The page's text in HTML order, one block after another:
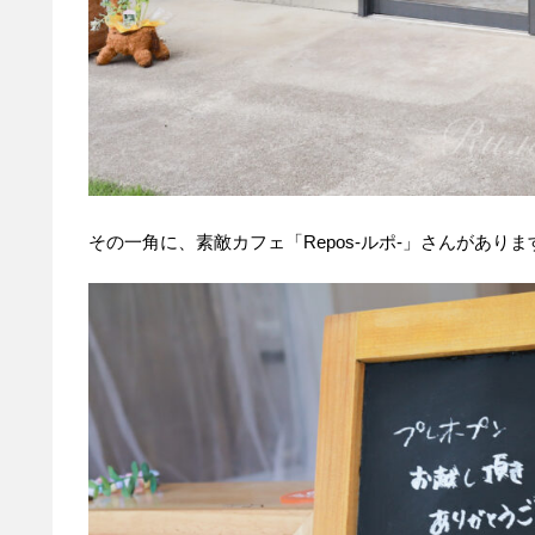
その一角に、素敵カフェ「Repos-ルポ-」さんがありま